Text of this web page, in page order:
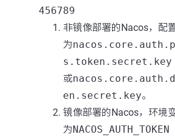
456789
非镜像部署的Nacos，配
为
s.token.secret.key
或
en.secret.key。
镜像部署的Nacos，环境
为NACOS_AUTH_TOKEN